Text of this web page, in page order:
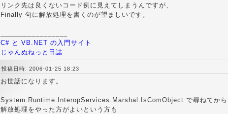
リンク先は良くないコード例に見えてしまうんですが、
Finally 句に解放処理を書くのが望ましいです。
C# と VB.NET の入門サイト
じゃんぬねっと日誌
投稿日時: 2006-01-25 18:23
お世話になります。
System.Runtime.InteropServices.Marshal.IsComObject で尋ねてか
解放処理をやった方がよいという方も